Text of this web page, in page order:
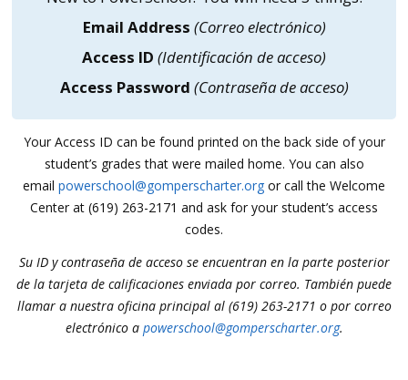
Email Address (Correo electrónico)
Access ID (Identificación de acceso)
Access Password (Contraseña de acceso)
Your Access ID can be found printed on the back side of your
student’s grades that were mailed home. You can also
email powerschool@gomperscharter.org or call the Welcome
Center at (619) 263-2171 and ask for your student’s access
codes.
Su ID y contraseña de acceso se encuentran en la parte posterior
de la tarjeta de calificaciones enviada por correo. También puede
llamar a nuestra oficina principal al (619) 263-2171 o por correo
electrónico a powerschool@gomperscharter.org.